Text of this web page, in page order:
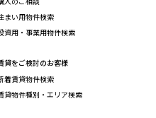
まい用物件検索
資用・事業用物件検索
貸をご検討のお客様
着賃貸物件検索
貸物件種別・エリア検索